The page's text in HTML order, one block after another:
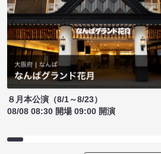
８月本公演（8/1～8/23）
08/08 08:30 開場 09:00 開演